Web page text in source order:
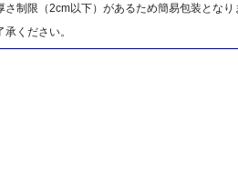
制限（2cm以下）があるため簡易包装とな
ください。